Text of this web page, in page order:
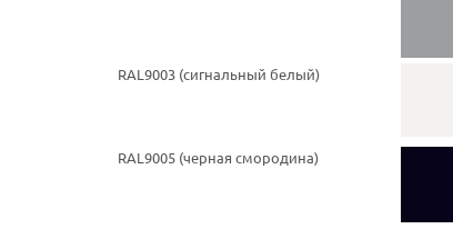
RAL9003 (cигнальный белый)
RAL9005 (черная смородина)